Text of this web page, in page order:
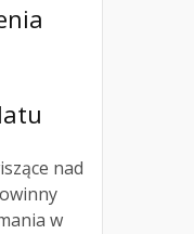
nad
w